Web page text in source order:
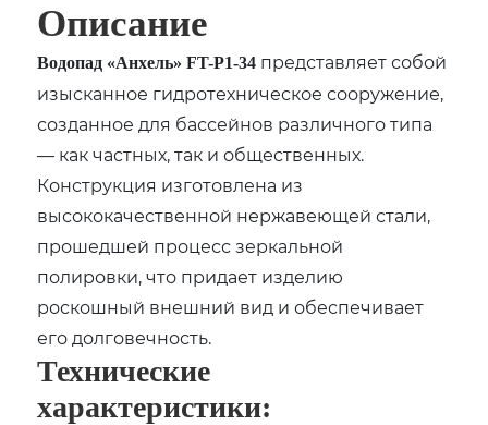
Описание
Водопад «Анхель» FT-Р1-34 представляет собой
изысканное гидротехническое сооружение,
созданное для бассейнов различного типа
— как частных, так и общественных.
Конструкция изготовлена из
высококачественной нержавеющей стали,
прошедшей процесс зеркальной
полировки, что придает изделию
роскошный внешний вид и обеспечивает
его долговечность.
Технические
характеристики: